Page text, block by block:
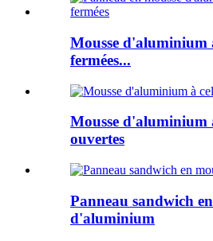
Mousse d'aluminium
fermées...
Mousse d'aluminium
ouvertes
Panneau sandwich
d'aluminium